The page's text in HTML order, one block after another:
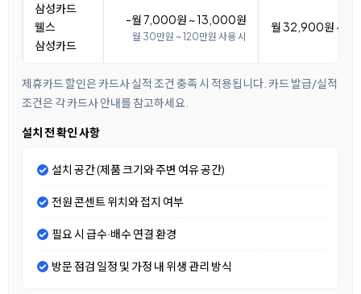
삼성카드
웰스
삼성카드
-월 7,000원 ~ 13,000원
월 30만원 ~ 120만원 사용 시
월 32,900원 ~
제휴카드 할인은 카드사 실적 조건 충족 시 적용됩니다. 카드 발급/실적
조건은 각 카드사 안내를 참고하세요.
설치 전 확인 사항
설치 공간 (제품 크기와 주변 여유 공간)
전원 콘센트 위치와 접지 여부
필요 시 급수·배수 연결 환경
방문 점검 일정 및 가정 내 위생 관리 방식